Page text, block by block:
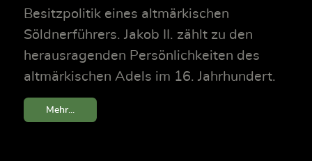
Besitzpolitik eines altmärkischen
Söldnerführers. Jakob II. zählt zu den
herausragenden Persönlichkeiten des
altmärkischen Adels im 16. Jahrhundert.
Mehr...